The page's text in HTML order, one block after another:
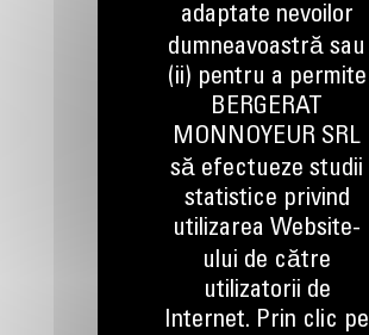
TINEM LEGATURA
Apelati-ne
0800 89 10 10
adaptate nevoilor
dumneavoastră sau
(ii) pentru a permite
BERGERAT
MONNOYEUR SRL
să efectueze studii
statistice privind
utilizarea Website-
ului de către
utilizatorii de
Internet. Prin clic pe